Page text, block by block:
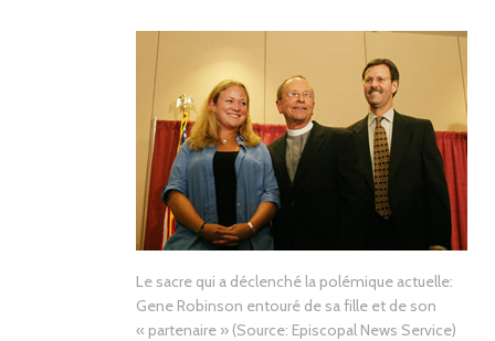
Le sacre qui a déclenché la polémique actuelle:
Gene Robinson entouré de sa fille et de son
« partenaire » (Source: Episcopal News Service)